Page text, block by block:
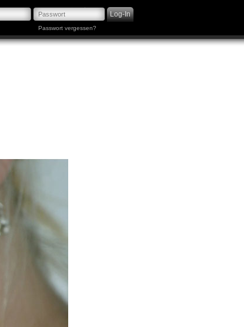
Passwort vergessen?